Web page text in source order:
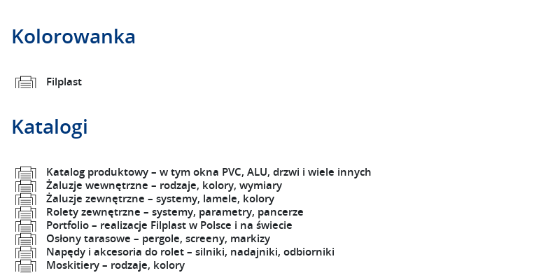
Kolorowanka
Filplast
Katalogi
Katalog produktowy – w tym okna PVC, ALU, drzwi i wiele innych
Żaluzje wewnętrzne – rodzaje, kolory, wymiary
Żaluzje zewnętrzne – systemy, lamele, kolory
Rolety zewnętrzne – systemy, parametry, pancerze
Portfolio – realizacje Filplast w Polsce i na świecie
Osłony tarasowe – pergole, screeny, markizy
Napędy i akcesoria do rolet – silniki, nadajniki, odbiorniki
Moskitiery – rodzaje, kolory